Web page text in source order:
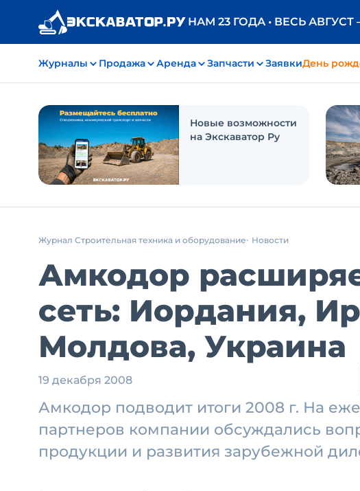
НАМ 23 ГОДА • ВЕСЬ АВГУСТ
Журналы Продажа Аренда Запчасти ЗаявкиДень
Новые возможности
на Экскаватор Ру
Журнал Строительная техника и оборудование Новости
Амкодор
сеть: Иордания,
Молдова, Украина
19 декабря 2008
Амкодор подводит итоги 2008 г. На
партнеров компании обсуждались
продукции и развития зарубежной